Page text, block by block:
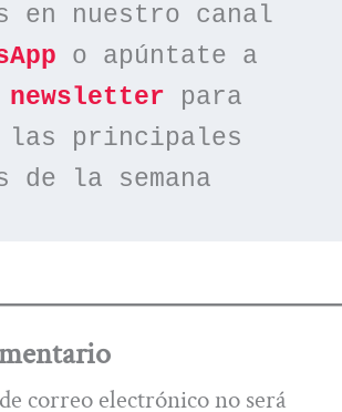
en nuestro canal
o apúntate a
newsletter para
principales
de la semana
correo electrónico no será